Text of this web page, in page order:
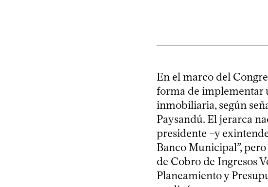
En el marco del
forma de implementar
inmobiliaria, según
Paysandú. El jerarca
presidente –y
Banco Municipal”, pero
de Cobro de Ingresos
Planeamiento y